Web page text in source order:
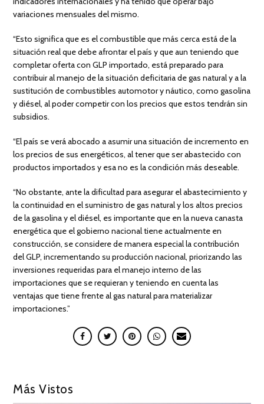
variaciones mensuales del mismo.
“Esto significa que es el combustible que más cerca está de la
situación real que debe afrontar el país y que aun teniendo que
completar oferta con GLP importado, está preparado para
contribuir al manejo de la situación deficitaria de gas natural y a la
sustitución de combustibles automotor y náutico, como gasolina
y diésel, al poder competir con los precios que estos tendrán sin
subsidios.
“El país se verá abocado a asumir una situación de incremento en
los precios de sus energéticos, al tener que ser abastecido con
productos importados y esa no es la condición más deseable.
“No obstante, ante la dificultad para asegurar el abastecimiento y
la continuidad en el suministro de gas natural y los altos precios
de la gasolina y el diésel, es importante que en la nueva canasta
energética que el gobierno nacional tiene actualmente en
construcción, se considere de manera especial la contribución
del GLP, incrementando su producción nacional, priorizando las
inversiones requeridas para el manejo interno de las
importaciones que se requieran y teniendo en cuenta las
ventajas que tiene frente al gas natural para materializar
importaciones.”
Más Vistos